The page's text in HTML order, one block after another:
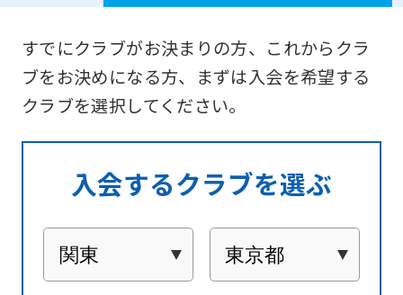
すでにクラブがお決まりの方、これからクラ
ブをお決めになる方、 まずは入会を希望する
クラブを選択してください。
入会するクラブを選ぶ